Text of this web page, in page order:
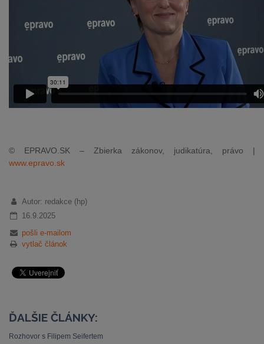
© EPRAVO.SK – Zbierka zákonov, judikatúra, právo |
www.epravo.sk
Autor: redakce (hp)
16.9.2025
pošli e-mailom
vytlač článok
ĎALŠIE ČLÁNKY:
Rozhovor s Filipem Seifertem